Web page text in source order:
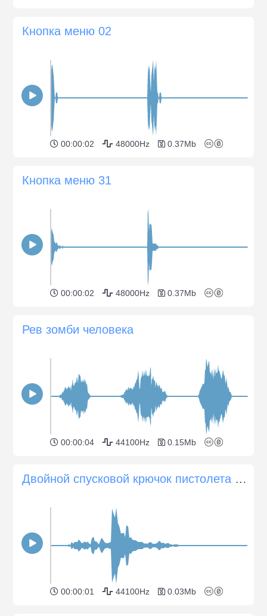
Кнопка меню 02
00:00:02 48000Hz 0.37Mb
Кнопка меню 31
00:00:02 48000Hz 0.37Mb
Рев зомби человека
00:00:04 44100Hz 0.15Mb
Двойной спусковой крючок пистолета со щелчком
00:00:01 44100Hz 0.03Mb